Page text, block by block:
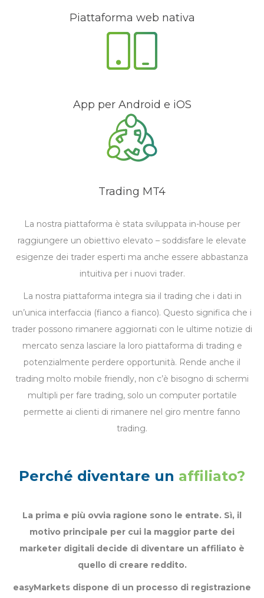
Piattaforma web nativa
App per Android e iOS
Trading MT4
La nostra piattaforma è stata sviluppata in-house per
raggiungere un obiettivo elevato – soddisfare le elevate
esigenze dei trader esperti ma anche essere abbastanza
intuitiva per i nuovi trader.
La nostra piattaforma integra sia il trading che i dati in
un’unica interfaccia (fianco a fianco). Questo significa che i
trader possono rimanere aggiornati con le ultime notizie di
mercato senza lasciare la loro piattaforma di trading e
potenzialmente perdere opportunità. Rende anche il
trading molto mobile friendly, non c’è bisogno di schermi
multipli per fare trading, solo un computer portatile
permette ai clienti di rimanere nel giro mentre fanno
trading.
Perché diventare un affiliato?
La prima e più ovvia ragione sono le entrate. Sì, il
motivo principale per cui la maggior parte dei
marketer digitali decide di diventare un affiliato è
quello di creare reddito.
easyMarkets dispone di un processo di registrazione